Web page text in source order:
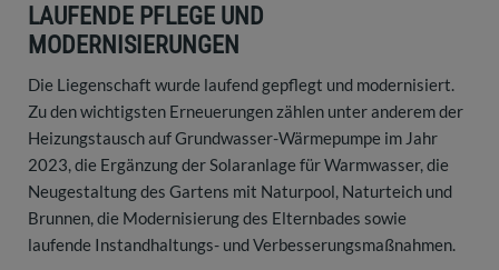
LAUFENDE PFLEGE UND
MODERNISIERUNGEN
Die Liegenschaft wurde laufend gepflegt und modernisiert.
Zu den wichtigsten Erneuerungen zählen unter anderem der
Heizungstausch auf Grundwasser-Wärmepumpe im Jahr
2023, die Ergänzung der Solaranlage für Warmwasser, die
Neugestaltung des Gartens mit Naturpool, Naturteich und
Brunnen, die Modernisierung des Elternbades sowie
laufende Instandhaltungs- und Verbesserungsmaßnahmen.